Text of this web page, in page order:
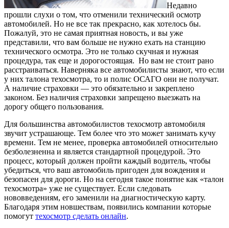
Недавно
прошли слухи о том, что отменили технический осмотр
автомобилей. Но не все так прекрасно, как хотелось бы.
Пожалуй, это не самая приятная новость, и вы уже
представили, что вам больше не нужно ехать на станцию
технического осмотра. Это не только скучная и нужная
процедура, так еще и дорогостоящая. Но вам не стоит рано
расстраиваться. Наверняка все автомобилисты знают, что если
у них талона техосмотра, то и полис ОСАГО они не получат.
А наличие страховки — это обязательно и закреплено
законом. Без наличия страховки запрещено выезжать на
дорогу общего пользования.
Для большинства автомобилистов техосмотр автомобиля
звучит устрашающе. Тем более что это может занимать кучу
времени. Тем не менее, проверка автомобилей относительно
безболезненна и является стандартной процедурой. Это
процесс, который должен пройти каждый водитель, чтобы
убедиться, что ваш автомобиль пригоден для вождения и
безопасен для дороги. Но на сегодня такое понятие как «талон
техосмотра» уже не существует. Если следовать
нововведениям, его заменили на диагностическую карту.
Благодаря этим новшествам, появились компании которые
помогут техосмотр сделать онлайн.